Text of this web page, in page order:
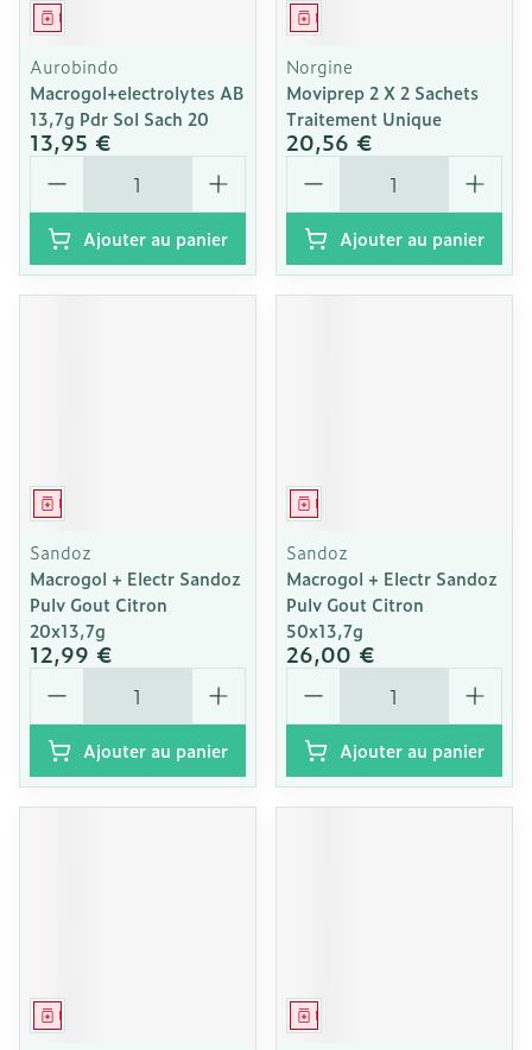
Médicament
Aurobindo
Macrogol+electrolytes AB
13,7g Pdr Sol Sach 20
13,95 €
Quantité
Ajouter au panier
Médicament
Norgine
Moviprep 2 X 2 Sachets
Traitement Unique
20,56 €
Quantité
Ajouter au panier
Médicament
Sandoz
Macrogol + Electr Sandoz
Pulv Gout Citron
20x13,7g
12,99 €
Quantité
Ajouter au panier
Médicament
Sandoz
Macrogol + Electr Sandoz
Pulv Gout Citron
50x13,7g
26,00 €
Quantité
Ajouter au panier
Médicament Médicament